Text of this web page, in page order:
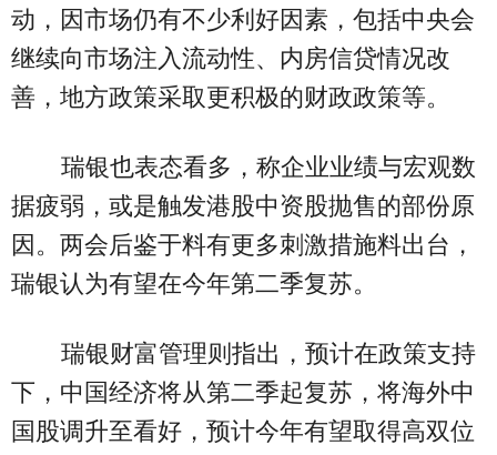
动，因市场仍有不少利好因素，包括中央会
继续向市场注入流动性、内房信贷情况改
善，地方政策采取更积极的财政政策等。
瑞银也表态看多，称企业业绩与宏观数
据疲弱，或是触发港股中资股抛售的部份原
因。两会后鉴于料有更多刺激措施料出台，
瑞银认为有望在今年第二季复苏。
瑞银财富管理则指出，预计在政策支持
下，中国经济将从第二季起复苏，将海外中
国股调升至看好，预计今年有望取得高双位